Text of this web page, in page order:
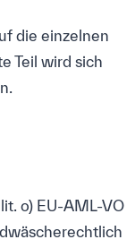
die einzelnen
Teil wird sich
o) EU-AML-VO